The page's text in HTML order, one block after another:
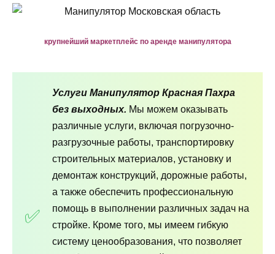
крупнейший маркетплейс по аренде манипулятора
Услуги Манипулятор Красная Пахра
без выходных. Мы можем оказывать
различные услуги, включая погрузочно-
разгрузочные работы, транспортировку
строительных материалов, установку и
демонтаж конструкций, дорожные работы,
а также обеспечить профессиональную
помощь в выполнении различных задач на
стройке. Кроме того, мы имеем гибкую
систему ценообразования, что позволяет